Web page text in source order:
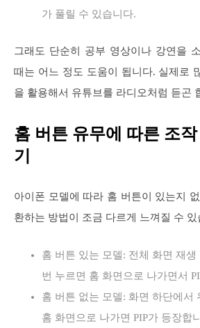
가 풀릴 수 있습니다.
그래도 단순히 공부 영상이나 강연을
때는 어느 정도 도움이 됩니다. 실제로
을 활용해서 유튜브를 라디오처럼 듣곤
홈 버튼 유무에 따른 조
기
아이폰 모델에 따라 홈 버튼이 있는지
환하는 방법이 조금 다르게 느껴질 수 있
홈 버튼 있는 모델: 전체 화면 재
번 누르면 홈 화면으로 나가면서
홈 버튼 없는 모델: 화면 하단에서
홈 화면으로 나가면 PIP가 등장합